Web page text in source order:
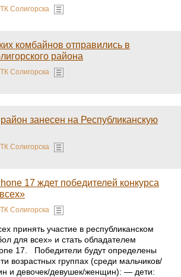
ТК Солигорска
комбайнов отправились в
района
ТК Солигорска
занесен на Республиканскую
ТК Солигорска
17 ждет победителей конкурса
ТК Солигорска
принять участие в республиканском
для всех» и стать обладателем
17. Победители будут определены
возрастных группах (среди мальчиков/
и девочек/девушек/женщин): — дети: